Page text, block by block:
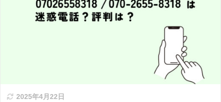
2025年4月22日